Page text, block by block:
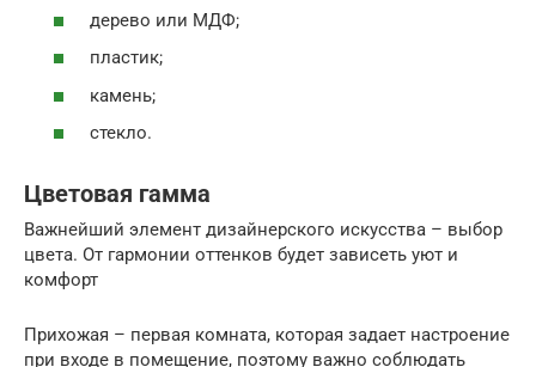
дерево или МДФ;
пластик;
камень;
стекло.
Цветовая гамма
Важнейший элемент дизайнерского искусства – выбор
цвета. От гармонии оттенков будет зависеть уют и
комфорт
Прихожая – первая комната, которая задает настроение
при входе в помещение, поэтому важно соблюдать